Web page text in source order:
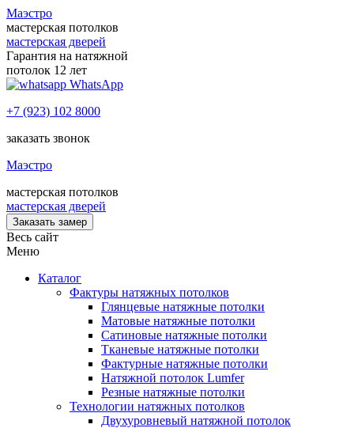
Маэстро
мастерская потолков
мастерская дверей
Гарантия на натяжной
потолок 12 лет
WhatsApp
+7 (923) 102 8000
заказать звонок
Маэстро
мастерская потолков
мастерская дверей
Заказать замер
Весь сайт
Меню
Каталог
Фактуры натяжных потолков
Глянцевые натяжные потолки
Матовые натяжные потолки
Сатиновые натяжные потолки
Тканевые натяжные потолки
Фактурные натяжные потолки
Натяжной потолок Lumfer
Резные натяжные потолки
Технологии натяжных потолков
Двухуровневый натяжной потолок